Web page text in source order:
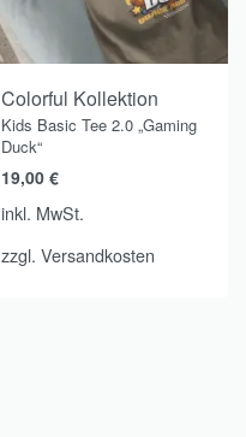
Colorful Kollektion
Kids Basic Tee 2.0 „Gaming
Duck“
19,00 €
inkl. MwSt.
zzgl. Versandkosten